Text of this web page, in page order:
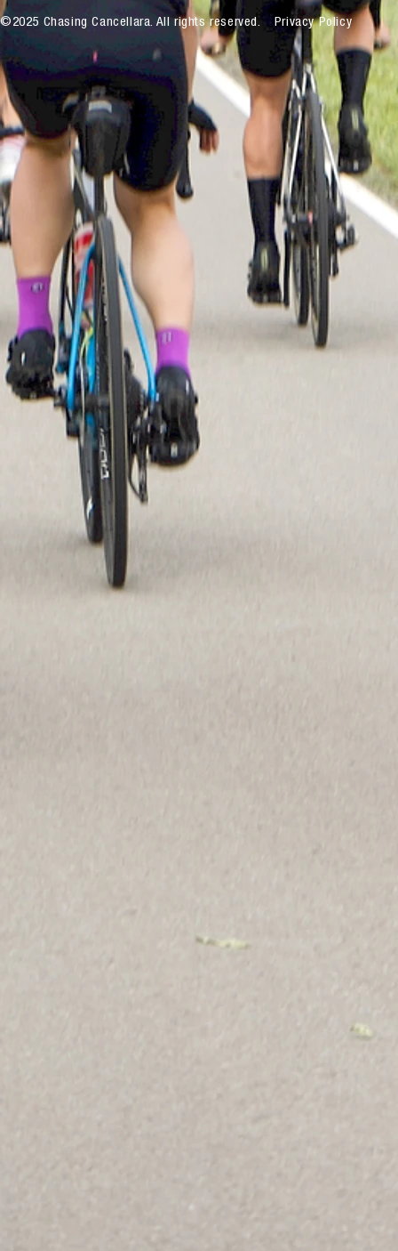
©2025 Chasing Cancellara. All rights reserved. Privacy Policy